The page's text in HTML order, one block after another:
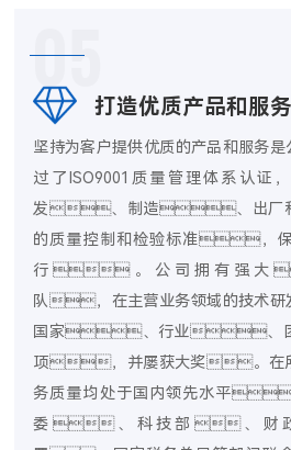
05
打造优质产品和服务
坚持为客户提供优质的产品和服务
过了ISO9001质量管理体系认
发、制造、出厂和
的质量控制和检验标准，保
行。公司拥有强大
队，在主营业务领域的技术
国家、行业、团
项，并屡获大奖。在所
务质量均处于国内领先水平
委、科技部、财